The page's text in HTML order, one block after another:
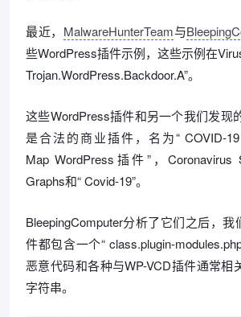
最近， MalwareHunterTeam与
些WordPress插件示例，这些示例在
Trojan.WordPress.Backdoor.A”。
这些WordPress插件和另一个我们发现
是合法的商业插件，名为“ COVID-19
Map WordPress插件”，Coronavirus
Graphs和“ Covid-19”。
BleepingComputer分析了它们之后，
件都包含一个“ class.plugin-
恶意代码和各种与WP-VCD插件通常相
字符串。